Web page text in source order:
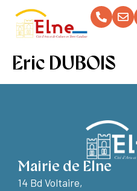
principal
Eric DUBOIS
Mairie de Elne
14 Bd Voltaire,